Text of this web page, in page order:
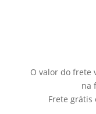
O valor do frete
na
Frete grátis